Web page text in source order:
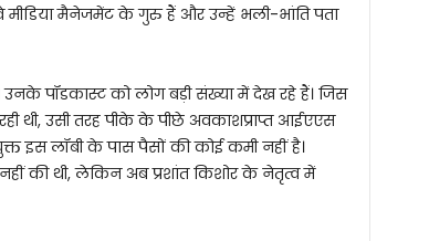
वे मीडिया मैनेजमेंट के गुरु हैं और उन्हें भली-भांति पता
उनके पॉडकास्ट को लोग बड़ी संख्या में देख रहे हैं। जिस
थी, उसी तरह पीके के पीछे अवकाशप्राप्त आईएएस
इस लॉबी के पास पैसों की कोई कमी नहीं है।
की थी, लेकिन अब प्रशांत किशोर के नेतृत्व में